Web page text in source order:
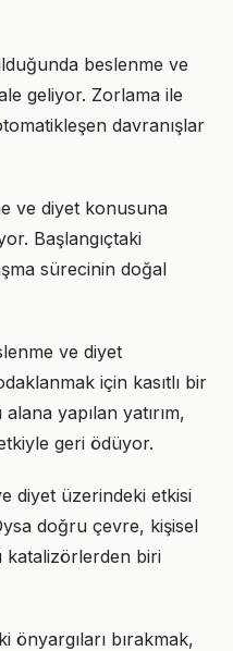
beslenme ve
geliyor. Zorlama ile
davranışlar
ve diyet konusuna
Başlangıçtaki
sürecinin doğal
ve diyet
için kasıtlı bir
yapılan yatırım,
geri ödüyor.
diyet üzerindeki etkisi
doğru çevre, kişisel
katalizörlerden biri
önyargıları bırakmak,